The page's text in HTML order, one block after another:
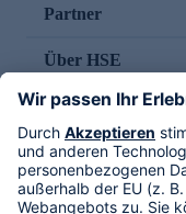
Partner
Über HSE
Im TV
HSE International